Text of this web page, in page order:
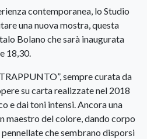
contemporanea, lo Studio
una nuova mostra, questa
Bolano che sarà inaugurata
18,30.
sempre curata da
su carta realizzate nel 2018
e dai toni intensi. Ancora una
maestro del colore, dando corpo
che sembrano disporsi